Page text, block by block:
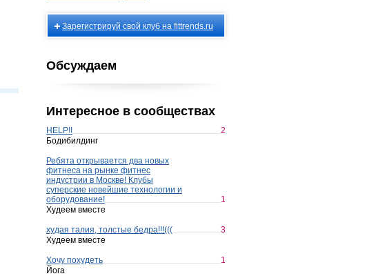
Зарегистрируй свой клуб на fittrends.ru
Обсуждаем
Интересное в сообществах
HELP!!
2
Бодибилдинг
Ребята открывается два новых
фитнеса на рынке фитнес
индустрии в Москве! Клубы
суперские новейшие технологии и
оборудование!
1
Худеем вместе
худая талия, толстые бедра!!!(((
3
Худеем вместе
Хочу похудеть
1
Йога